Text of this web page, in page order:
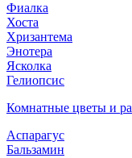
Фиалка
Хоста
Хризантема
Энотера
Ясколка
Гелиопсис
Комнатные цветы и
Аспарагус
Бальзамин